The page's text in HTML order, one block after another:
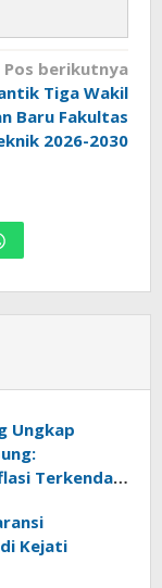
Pos berikutnya
Tiga Wakil
Baru Fakultas
2026-2030
Ungkap
Terkendali,
Kejati